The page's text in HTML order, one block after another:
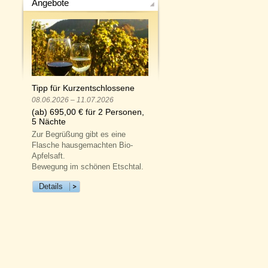
Angebote
Tipp für Kurzentschlossene
08.06.2026 – 11.07.2026
(ab) 695,00 € für 2 Personen,
5 Nächte
Zur Begrüßung gibt es eine
Flasche hausgemachten Bio-
Apfelsaft.
Bewegung im schönen Etschtal.
Details